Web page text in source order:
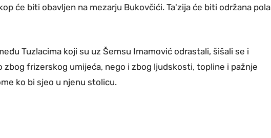
će biti obavljen na mezarju Bukovčići. Ta'zija će biti održana pola
Tuzlacima koji su uz Šemsu Imamović odrastali, šišali se i
zbog frizerskog umijeća, nego i zbog ljudskosti, topline i pažnje
ko bi sjeo u njenu stolicu.